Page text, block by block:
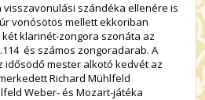
szándéka ellenére is
vonósötös mellett ekkoriban
klarinét-zongora szonáta az
és számos zongoradarab. A
idősödő mester alkotó kedvét az
Richard Mühlfeld
Weber- és Mozart-játéka